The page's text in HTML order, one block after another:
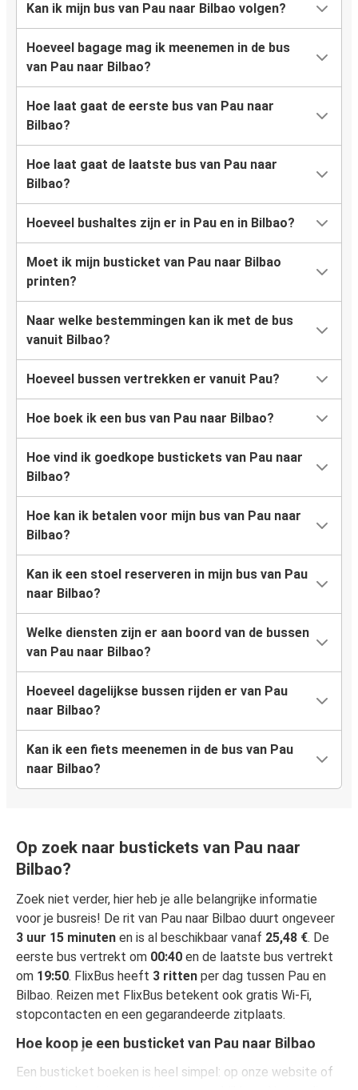
Kan ik mijn bus van Pau naar Bilbao volgen?
Hoeveel bagage mag ik meenemen in de bus
van Pau naar Bilbao?
Hoe laat gaat de eerste bus van Pau naar
Bilbao?
Hoe laat gaat de laatste bus van Pau naar
Bilbao?
Hoeveel bushaltes zijn er in Pau en in Bilbao?
Moet ik mijn busticket van Pau naar Bilbao
printen?
Naar welke bestemmingen kan ik met de bus
vanuit Bilbao?
Hoeveel bussen vertrekken er vanuit Pau?
Hoe boek ik een bus van Pau naar Bilbao?
Hoe vind ik goedkope bustickets van Pau naar
Bilbao?
Hoe kan ik betalen voor mijn bus van Pau naar
Bilbao?
Kan ik een stoel reserveren in mijn bus van Pau
naar Bilbao?
Welke diensten zijn er aan boord van de bussen
van Pau naar Bilbao?
Hoeveel dagelijkse bussen rijden er van Pau
naar Bilbao?
Kan ik een fiets meenemen in de bus van Pau
naar Bilbao?
Op zoek naar bustickets van Pau naar
Bilbao?
Zoek niet verder, hier heb je alle belangrijke informatie
voor je busreis! De rit van Pau naar Bilbao duurt ongeveer
3 uur 15 minuten en is al beschikbaar vanaf 25,48 €. De
eerste bus vertrekt om 00:40 en de laatste bus vertrekt
om 19:50. FlixBus heeft 3 ritten per dag tussen Pau en
Bilbao. Reizen met FlixBus betekent ook gratis Wi-Fi,
stopcontacten en een gegarandeerde zitplaats.
Hoe koop je een busticket van Pau naar Bilbao
Een busticket boeken is heel simpel: op onze website of